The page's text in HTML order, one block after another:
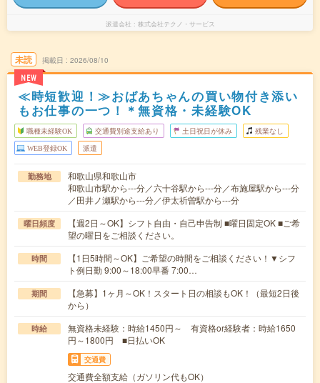
派遣会社 株式会社テクノ・サービス
未読
NEW
掲載日 2026/08/10
≪時短歓迎！≫おばあちゃんの買い物付き添い
もお仕事の一つ！＊無資格・未経験OK
職種未経験OK 交通費別途支給あり 土日祝日が休み 残業なし
WEB登録OK 派遣
勤務地
和歌山県和歌山市
和歌山市駅から---分／六十谷駅から---分／布施屋駅から---分
／田井ノ瀬駅から---分／伊太祈曽駅から---分
曜日頻度
【週2日～OK】シフト自由・自己申告制 ■曜日固定OK ■ご希
望の曜日をご相談ください。
時間
【1日5時間～OK】ご希望の時間をご相談ください！▼シフ
ト例日勤 9:00～18:00早番 7:00…
期間
【急募】1ヶ月～OK！スタート日の相談もOK！（最短2日後
から）
時給
無資格未経験：時給1450円～ 有資格or経験者：時給1650
円～1800円 ■日払いOK
交通費
交通費全額支給（ガソリン代もOK）